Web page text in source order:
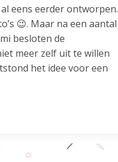
eens eerder ontworpen.
😉. Maar na een aantal
besloten de
meer zelf uit te willen
het idee voor een